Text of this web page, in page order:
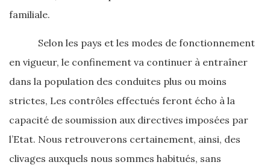
familiale.
Selon les pays et les modes de fonctionnement
en vigueur, le confinement va continuer à entraîner
dans la population des conduites plus ou moins
strictes, Les contrôles effectués feront écho à la
capacité de soumission aux directives imposées par
l’Etat. Nous retrouverons certainement, ainsi, des
clivages auxquels nous sommes habitués, sans